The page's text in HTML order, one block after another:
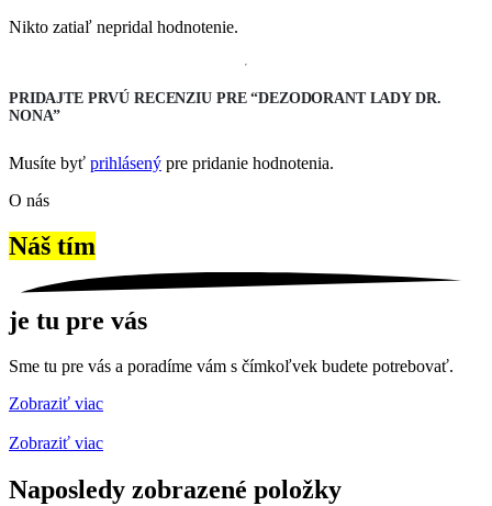
Nikto zatiaľ nepridal hodnotenie.
PRIDAJTE PRVÚ RECENZIU PRE “DEZODORANT LADY DR.
NONA”
Musíte byť prihlásený pre pridanie hodnotenia.
O nás
Náš tím
je tu pre vás
Sme tu pre vás a poradíme vám s čímkoľvek budete potrebovať.
Zobraziť viac
Zobraziť viac
Naposledy zobrazené položky